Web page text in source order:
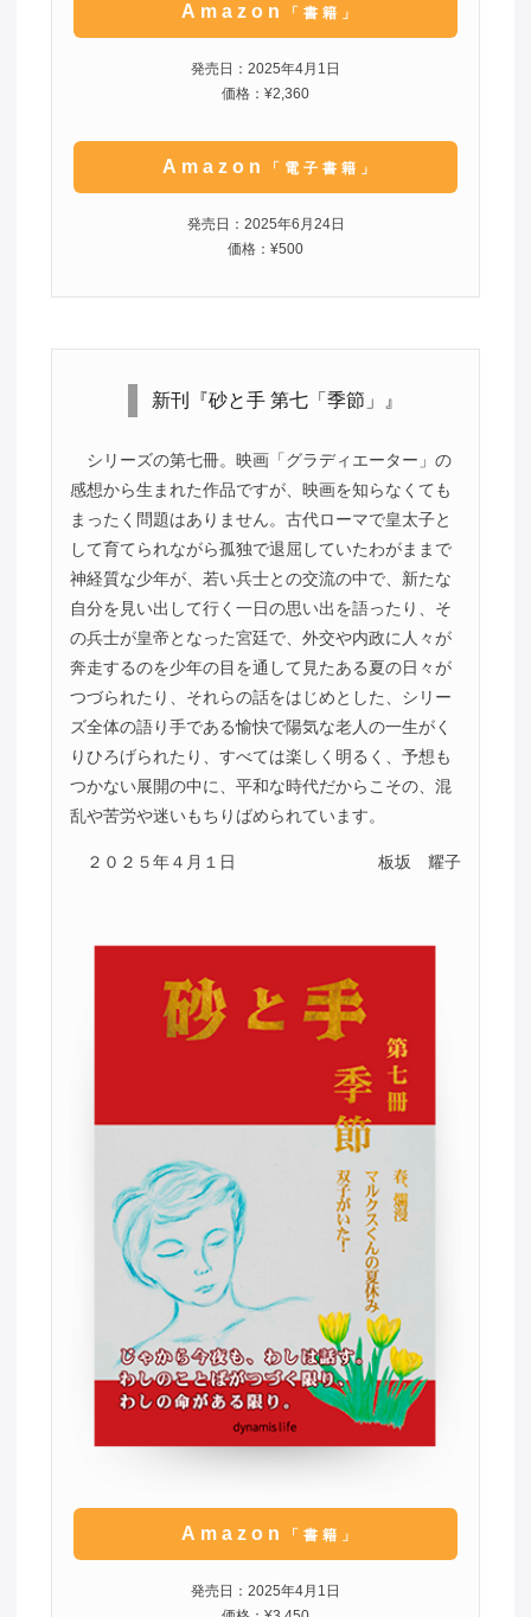
Amazon 「書籍」
発売日：2025年4月1日
価格：¥2,360
Amazon 「電子書籍」
発売日：2025年6月24日
価格：¥500
新刊『砂と手 第七「季節」』
シリーズの第七冊。映画「グラディエーター」の
感想から生まれた作品ですが、映画を知らなくても
まったく問題はありません。古代ローマで皇太子と
して育てられながら孤独で退屈していたわがままで
神経質な少年が、若い兵士との交流の中で、新たな
自分を見い出して行く一日の思い出を語ったり、そ
の兵士が皇帝となった宮廷で、外交や内政に人々が
奔走するのを少年の目を通して見たある夏の日々が
つづられたり、それらの話をはじめとした、シリー
ズ全体の語り手である愉快で陽気な老人の一生がく
りひろげられたり、すべては楽しく明るく、予想も
つかない展開の中に、平和な時代だからこその、混
乱や苦労や迷いもちりばめられています。
２０２５年４月１日 板坂 耀子
Amazon 「書籍」
発売日：2025年4月1日